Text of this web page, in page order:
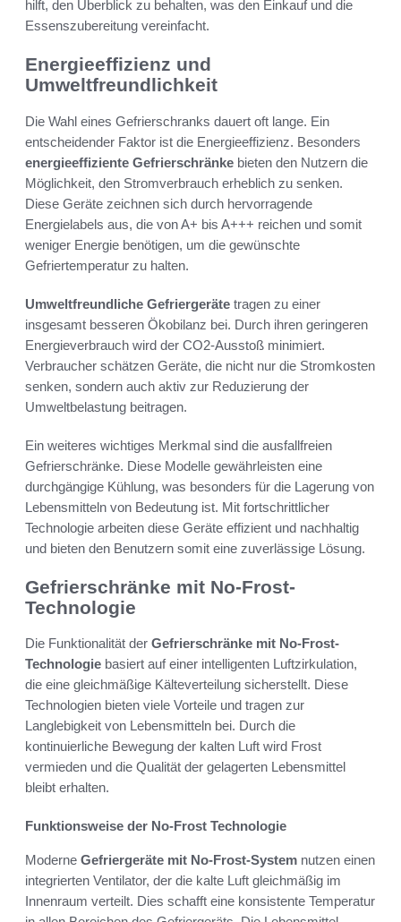
hilft, den Überblick zu behalten, was den Einkauf und die
Essenszubereitung vereinfacht.
Energieeffizienz und
Umweltfreundlichkeit
Die Wahl eines Gefrierschranks dauert oft lange. Ein
entscheidender Faktor ist die Energieeffizienz. Besonders
energieeffiziente Gefrierschränke bieten den Nutzern die
Möglichkeit, den Stromverbrauch erheblich zu senken.
Diese Geräte zeichnen sich durch hervorragende
Energielabels aus, die von A+ bis A+++ reichen und somit
weniger Energie benötigen, um die gewünschte
Gefriertemperatur zu halten.
Umweltfreundliche Gefriergeräte tragen zu einer
insgesamt besseren Ökobilanz bei. Durch ihren geringeren
Energieverbrauch wird der CO2-Ausstoß minimiert.
Verbraucher schätzen Geräte, die nicht nur die Stromkosten
senken, sondern auch aktiv zur Reduzierung der
Umweltbelastung beitragen.
Ein weiteres wichtiges Merkmal sind die ausfallfreien
Gefrierschränke. Diese Modelle gewährleisten eine
durchgängige Kühlung, was besonders für die Lagerung von
Lebensmitteln von Bedeutung ist. Mit fortschrittlicher
Technologie arbeiten diese Geräte effizient und nachhaltig
und bieten den Benutzern somit eine zuverlässige Lösung.
Gefrierschränke mit No-Frost-
Technologie
Die Funktionalität der Gefrierschränke mit No-Frost-
Technologie basiert auf einer intelligenten Luftzirkulation,
die eine gleichmäßige Kälteverteilung sicherstellt. Diese
Technologien bieten viele Vorteile und tragen zur
Langlebigkeit von Lebensmitteln bei. Durch die
kontinuierliche Bewegung der kalten Luft wird Frost
vermieden und die Qualität der gelagerten Lebensmittel
bleibt erhalten.
Funktionsweise der No-Frost Technologie
Moderne Gefriergeräte mit No-Frost-System nutzen einen
integrierten Ventilator, der die kalte Luft gleichmäßig im
Innenraum verteilt. Dies schafft eine konsistente Temperatur